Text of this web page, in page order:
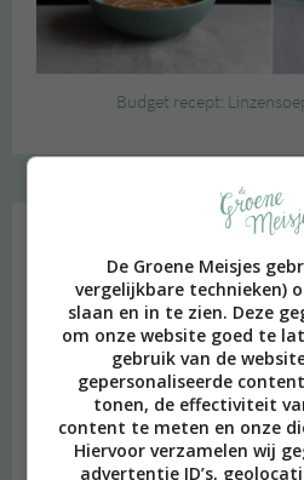
Budget recept:
De Groene Meisjes
vergelijkbare technieken)
slaan en in te zien. Deze
om onze website goed te
gebruik van de
gepersonaliseerde
tonen, de effectiviteit
content te meten en onze
Hiervoor verzamelen wij
advertentie ID’s,